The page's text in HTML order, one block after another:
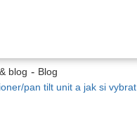
blog
Blog
pan tilt unit a jak si